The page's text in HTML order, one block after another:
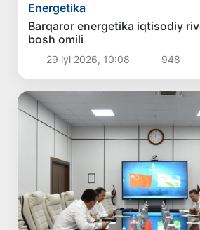
Energetika
Barqaror energetika iqtisodiy
bosh omili
29 iyl 2026, 10:08 948